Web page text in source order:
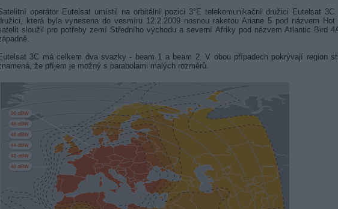
operátor Eutelsat umístil na orbitální pozici 3°E telekomunikační družici Eutelsat
která byla vynesena do vesmíru 12.2.2009 nosnou raketou Ariane 5 pod názvem Hot
sloužil pro potřeby zemí Středního východu a severní Afriky pod názvem Atlantic Bird
3C má celkem dva svazky - beam 1 a beam 2. V obou případech pokrývají region
že příjem je možný s parabolami malých rozměrů.